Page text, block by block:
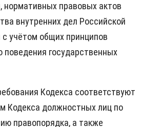
нормативных правовых актов
внутренних дел Российской
учётом общих принципов
поведения государственных
Кодекса соответствуют
Кодекса должностных лиц по
правопорядка, а также